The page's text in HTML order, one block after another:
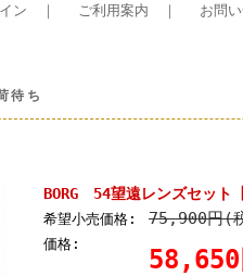
ン ｜ ご利用案内 ｜ お問
待ち
BORG 54望遠レンズセット
希望小売価格: 75,900円(
価格:
58,650